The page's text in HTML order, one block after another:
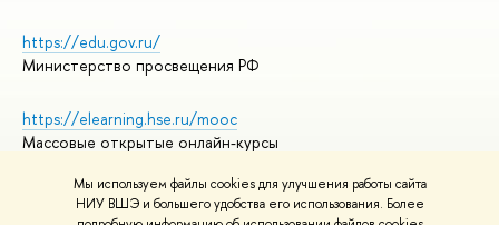
Мы используем файлы cookies для улучшения работы сайта
НИУ ВШЭ и большего удобства его использования. Более
https://edu.gov.ru/
Министерство просвещения РФ
https://elearning.hse.ru/mooc
Массовые открытые онлайн-курсы